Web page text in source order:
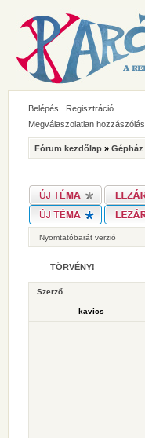
Belépés
Regisztráció
Megválaszolatlan
Fórum kezdőlap » Gépház
Nyomtatóbarát verzió
TÖRVÉNY!
Szerző
kavics